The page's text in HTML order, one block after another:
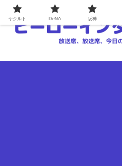
ヤクルト DeNA 阪神